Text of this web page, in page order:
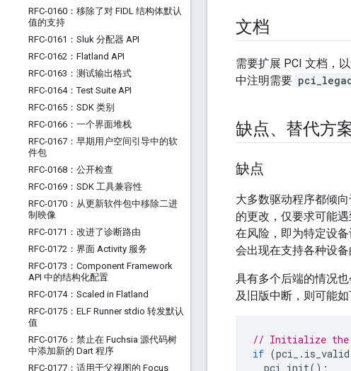
RFC-0160：移除了对 FIDL 结构体默认
值的支持
RFC-0161：Sluk 分配器 API
RFC-0162：Flatland API
RFC-0163：测试输出格式
RFC-0164：Test Suite API
RFC-0165：SDK 类别
RFC-0166：一个界面堆栈
RFC-0167：早期用户空间引导中的软
件包
RFC-0168：公开检查
RFC-0169：SDK 工具兼容性
RFC-0170：从更新软件包中移除二进
制映像
RFC-0171：改进了诊断路由
RFC-0172：界面 Activity 服务
RFC-0173：Component Framework
API 中的结构化配置
RFC-0174：Scaled in Flatland
RFC-0175：ELF Runner stdio 转发默认
值
RFC-0176：禁止在 Fuchsia 源代码树
中添加新的 Dart 程序
RFC-0177：适用于父视图的 Focus
文档
需要扩展 PCI 文档，
中注明需要
缺点、替代方
缺点
大多数驱动程序都倾
的更改，仅要求可能
在风险，即为特定设
会出现在支持各种设备
具有多个后端的情况
及旧版中断，则可能如
// Initialize the
if (pci_ . is_valid
pci_init();